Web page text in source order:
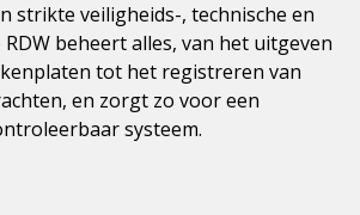
strikte veiligheids-, technische en
beheert alles, van het uitgeven
tot het registreren van
en zorgt zo voor een
systeem.